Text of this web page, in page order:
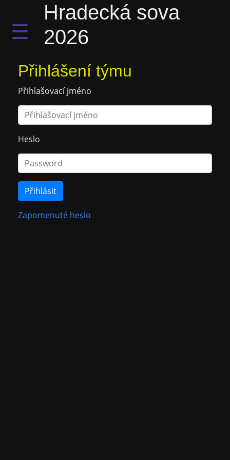
☰
Hradecká sova
2026
Přihlášení týmu
Přihlašovací jméno
Heslo
Přihlásit
Zapomenuté heslo